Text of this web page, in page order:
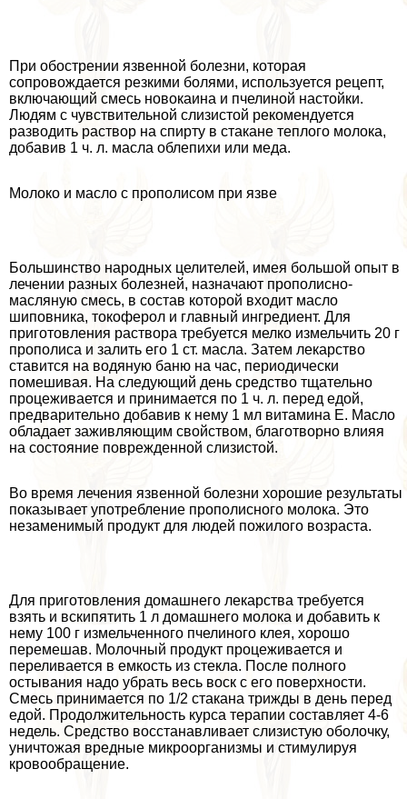
При обострении язвенной болезни, которая
сопровождается резкими болями, используется рецепт,
включающий смесь новокаина и пчелиной настойки.
Людям с чувствительной слизистой рекомендуется
разводить раствор на спирту в стакане теплого молока,
добавив 1 ч. л. масла облепихи или меда.
Молоко и масло с прополисом при язве
Большинство народных целителей, имея большой опыт в
лечении разных болезней, назначают прополисно-
масляную смесь, в состав которой входит масло
шиповника, токоферол и главный ингредиент. Для
приготовления раствора требуется мелко измельчить 20 г
прополиса и залить его 1 ст. масла. Затем лекарство
ставится на водяную баню на час, периодически
помешивая. На следующий день средство тщательно
процеживается и принимается по 1 ч. л. перед едой,
предварительно добавив к нему 1 мл витамина Е. Масло
обладает заживляющим свойством, благотворно влияя
на состояние поврежденной слизистой.
Во время лечения язвенной болезни хорошие результаты
показывает употрeбление прополисного молока. Это
незаменимый продукт для людей пожилого возраста.
Для приготовления домашнего лекарства требуется
взять и вскипятить 1 л домашнего молока и добавить к
нему 100 г измельченного пчелиного клея, хорошо
перемешав. Молочный продукт процеживается и
переливается в емкость из стекла. После полного
остывания надо убрать весь воск с его поверхности.
Смесь принимается по 1/2 стакана трижды в день перед
едой. Продолжительность курса терапии составляет 4-6
недель. Средство восстанавливает слизистую оболочку,
уничтожая вредные микроорганизмы и стимулируя
кровообращение.